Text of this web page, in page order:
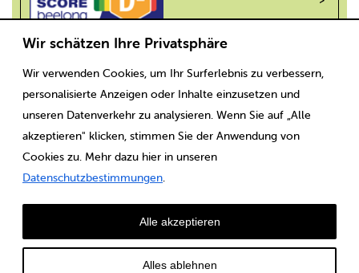
Wir schätzen Ihre Privatsphäre
Wir verwenden Cookies, um Ihr Surferlebnis zu verbessern,
personalisierte Anzeigen oder Inhalte einzusetzen und
unseren Datenverkehr zu analysieren. Wenn Sie auf „Alle
akzeptieren" klicken, stimmen Sie der Anwendung von
Cookies zu. Mehr dazu hier in unseren
Datenschutzbestimmungen
Alles ablehnen
Alle akzeptieren
Scaricare Note legali CGV Protezione dei dati